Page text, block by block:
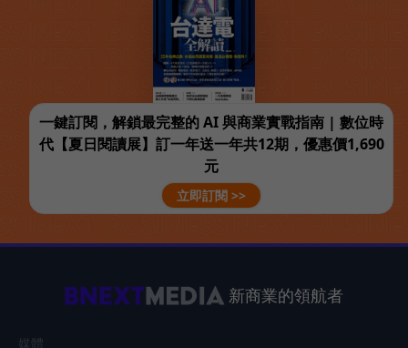
一鍵訂閱，解鎖最完整的 AI 與商業實戰指南 | 數位時
代【夏日閱讀展】訂一年送一年共12期，優惠價1,690
元
立即訂閱 >>
新商業的領航者
媒體